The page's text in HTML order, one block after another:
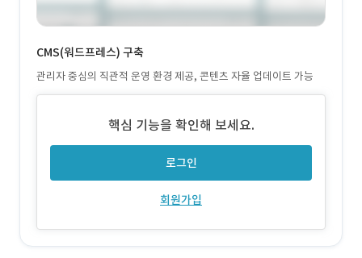
CMS(워드프레스) 구축
관리자 중심의 직관적 운영 환경 제공, 콘텐츠 자율 업데이트 가능
핵심 기능을 확인해 보세요.
로그인
회원가입